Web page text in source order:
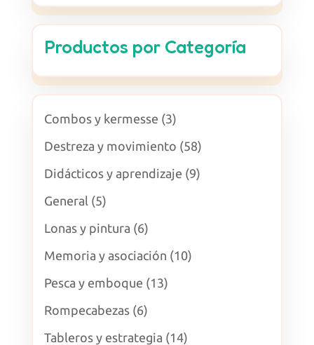
Twister gigante
Productos por Categoría
Combos y kermesse 33
productos
Destreza y movimiento 5858
productos
Didácticos y aprendizaje 99
General 55
productos
Lonas y pintura 66
productos
Memoria y asociación 1010
Pesca y emboque 1313
Rompecabezas 66
productos
Tableros y estrategia 1414